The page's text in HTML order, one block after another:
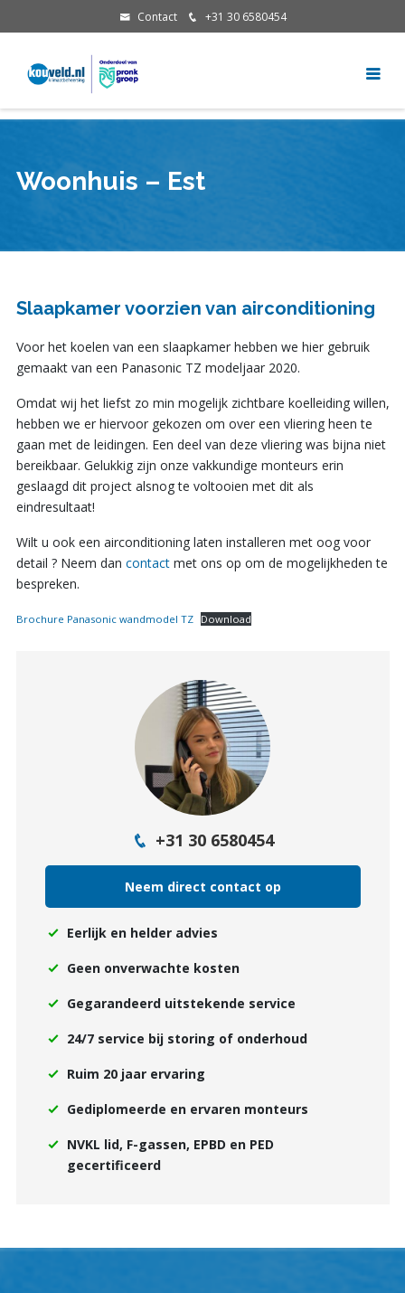
Contact +31 30 6580454
Woonhuis – Est
Slaapkamer voorzien van airconditioning
Voor het koelen van een slaapkamer hebben we hier gebruik
gemaakt van een Panasonic TZ modeljaar 2020.
Omdat wij het liefst zo min mogelijk zichtbare koelleiding willen,
hebben we er hiervoor gekozen om over een vliering heen te
gaan met de leidingen. Een deel van deze vliering was bijna niet
bereikbaar. Gelukkig zijn onze vakkundige monteurs erin
geslaagd dit project alsnog te voltooien met dit als
eindresultaat!
Wilt u ook een airconditioning laten installeren met oog voor
detail ? Neem dan contactmet ons op om de mogelijkheden te
bespreken.
Brochure Panasonic wandmodel TZ Download
+31 30 6580454
Neem direct contact op
Eerlijk en helder advies
Geen onverwachte kosten
Gegarandeerd uitstekende service
24/7 service bij storing of onderhoud
Ruim 20 jaar ervaring
Gediplomeerde en ervaren monteurs
NVKL lid, F-gassen, EPBD en PED
gecertificeerd